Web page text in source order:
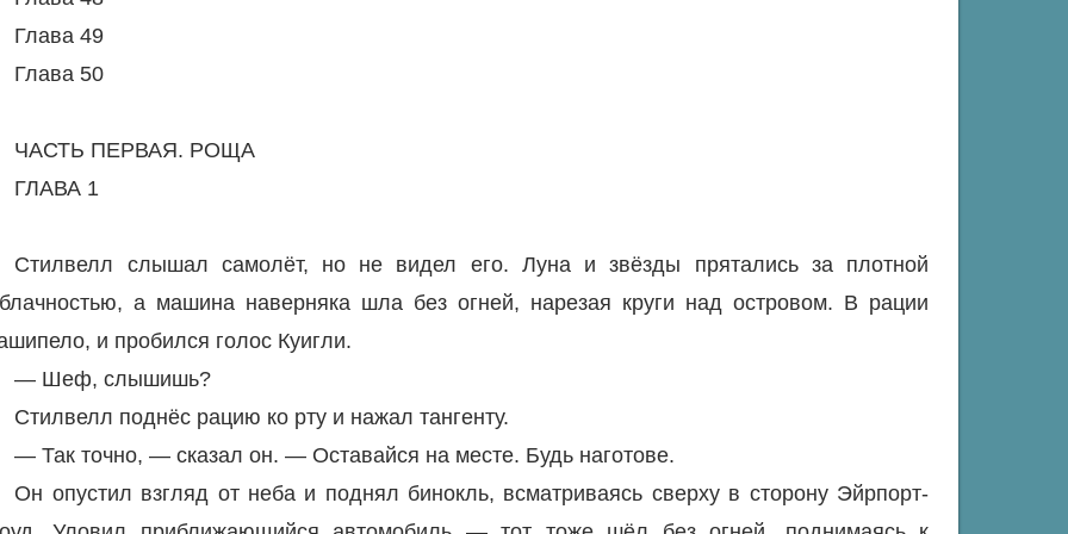
Глава 49
Глава 50
ЧАСТЬ ПЕРВАЯ. РОЩА
ГЛАВА 1
Стилвелл слышал самолёт, но не видел его. Луна и звёзды прятались за плотной
а машина наверняка шла без огней, нарезая круги над островом. В рации
и пробился голос Куигли.
— Шеф, слышишь?
Стилвелл поднёс рацию ко рту и нажал тангенту.
— Так точно, — сказал он. — Оставайся на месте. Будь наготове.
Он опустил взгляд от неба и поднял бинокль, всматриваясь сверху в сторону Эйрпорт-